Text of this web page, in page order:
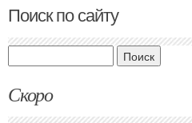
Поиск по сайту
Скоро